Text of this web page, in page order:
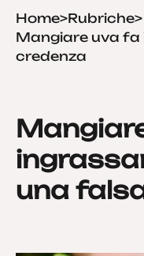
Home>Rubriche>
Mangiare uva
credenza
una